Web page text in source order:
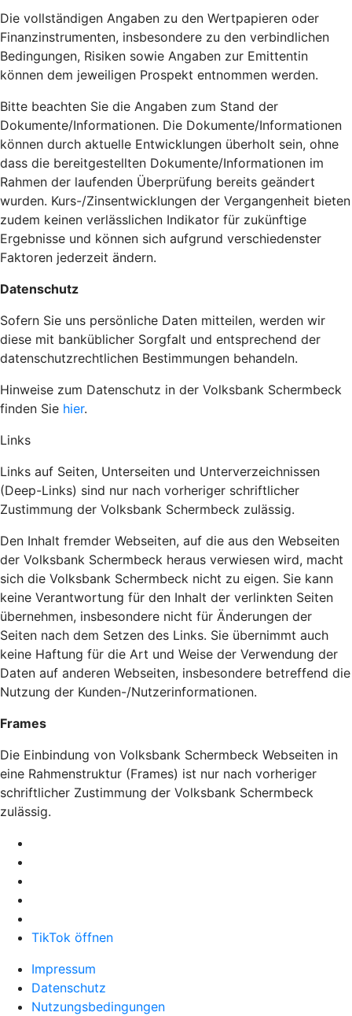
Die vollständigen Angaben zu den Wertpapieren oder
Finanzinstrumenten, insbesondere zu den verbindlichen
Bedingungen, Risiken sowie Angaben zur Emittentin
können dem jeweiligen Prospekt entnommen werden.
Bitte beachten Sie die Angaben zum Stand der
Dokumente/Informationen. Die Dokumente/Informationen
können durch aktuelle Entwicklungen überholt sein, ohne
dass die bereitgestellten Dokumente/Informationen im
Rahmen der laufenden Überprüfung bereits geändert
wurden. Kurs-/Zinsentwicklungen der Vergangenheit bieten
zudem keinen verlässlichen Indikator für zukünftige
Ergebnisse und können sich aufgrund verschiedenster
Faktoren jederzeit ändern.
Datenschutz
Sofern Sie uns persönliche Daten mitteilen, werden wir
diese mit banküblicher Sorgfalt und entsprechend der
datenschutzrechtlichen Bestimmungen behandeln.
Hinweise zum Datenschutz in der Volksbank Schermbeck
finden Sie hier.
Links
Links auf Seiten, Unterseiten und Unterverzeichnissen
(Deep-Links) sind nur nach vorheriger schriftlicher
Zustimmung der Volksbank Schermbeck zulässig.
Den Inhalt fremder Webseiten, auf die aus den Webseiten
der Volksbank Schermbeck heraus verwiesen wird, macht
sich die Volksbank Schermbeck nicht zu eigen. Sie kann
keine Verantwortung für den Inhalt der verlinkten Seiten
übernehmen, insbesondere nicht für Änderungen der
Seiten nach dem Setzen des Links. Sie übernimmt auch
keine Haftung für die Art und Weise der Verwendung der
Daten auf anderen Webseiten, insbesondere betreffend die
Nutzung der Kunden-/Nutzerinformationen.
Frames
Die Einbindung von Volksbank Schermbeck Webseiten in
eine Rahmenstruktur (Frames) ist nur nach vorheriger
schriftlicher Zustimmung der Volksbank Schermbeck
zulässig.
TikTok öffnen
Impressum
Datenschutz
Nutzungsbedingungen